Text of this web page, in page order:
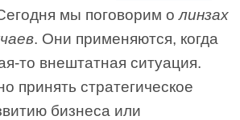
мы поговорим олинзах
. Они применяются, когда
то внештатная ситуация.
принять стратегическое
бизнеса или